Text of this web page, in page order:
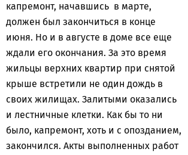
капремонт, начавшись в марте,
должен был закончиться в конце
июня. Но и в августе в доме все еще
ждали его окончания. За это время
жильцы верхних квартир при снятой
крыше встретили не один дождь в
своих жилищах. Залитыми оказались
и лестничные клетки. Как бы то ни
было, капремонт, хоть и с опозданием,
закончился. Акты выполненных работ